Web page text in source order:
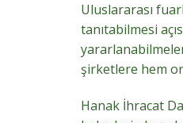
Uluslararası
tanıtabilmesi
şirketlere hem
Hanak İhracat